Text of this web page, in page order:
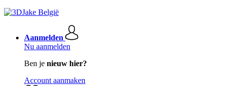
Aanmelden
Nu aanmelden
Ben je nieuw hier?
Account aanmaken